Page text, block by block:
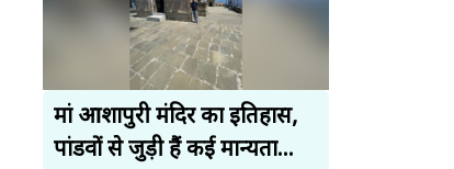
मां आशापुरी मंदिर का इतिहास,
पांडवों से जुड़ी हैं कई मान्यता...